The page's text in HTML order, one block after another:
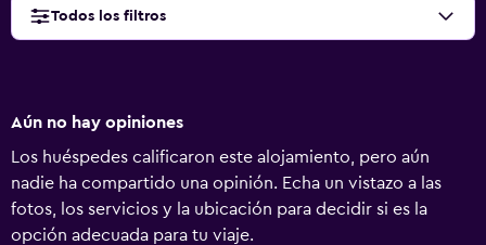
Todos los filtros
Aún no hay opiniones
Los huéspedes calificaron este alojamiento, pero aún
nadie ha compartido una opinión. Echa un vistazo a las
fotos, los servicios y la ubicación para decidir si es la
opción adecuada para tu viaje.